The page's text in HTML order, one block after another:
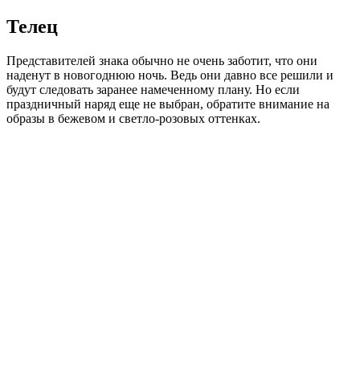
Телец
Представителей знака обычно не очень заботит, что они
наденут в новогоднюю ночь. Ведь они давно все решили и
будут следовать заранее намеченному плану. Но если
праздничный наряд еще не выбран, обратите внимание на
образы в бежевом и светло-розовых оттенках.